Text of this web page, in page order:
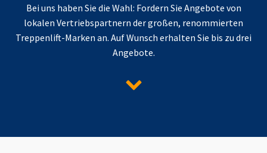
Bei uns haben Sie die Wahl: Fordern Sie Angebote von
lokalen Vertriebspartnern der großen, renommierten
Treppenlift-Marken an. Auf Wunsch erhalten Sie bis zu drei
Angebote.